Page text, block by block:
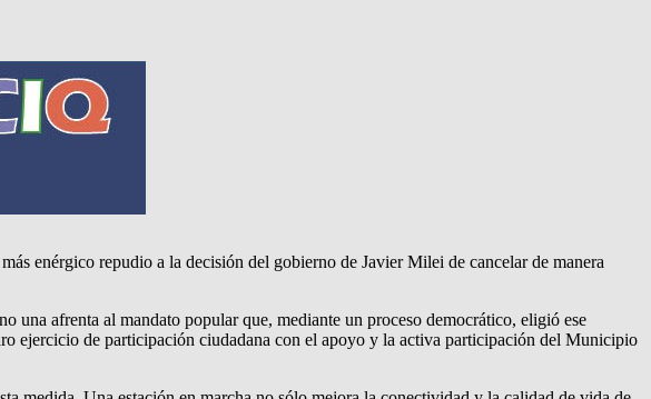
enérgico repudio a la decisión del gobierno de Javier Milei de cancelar de manera
una afrenta al mandato popular que, mediante un proceso democrático, eligió ese
ejercicio de participación ciudadana con el apoyo y la activa participación del Municipio